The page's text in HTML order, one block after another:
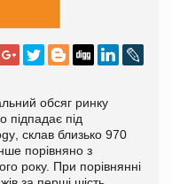
обсяг ринку
підпадає під
, склав близько 970
порівняно з
року. При порівнянні